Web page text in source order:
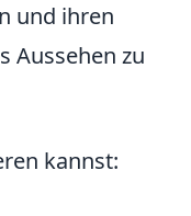
und ihren
Aussehen zu
kannst: